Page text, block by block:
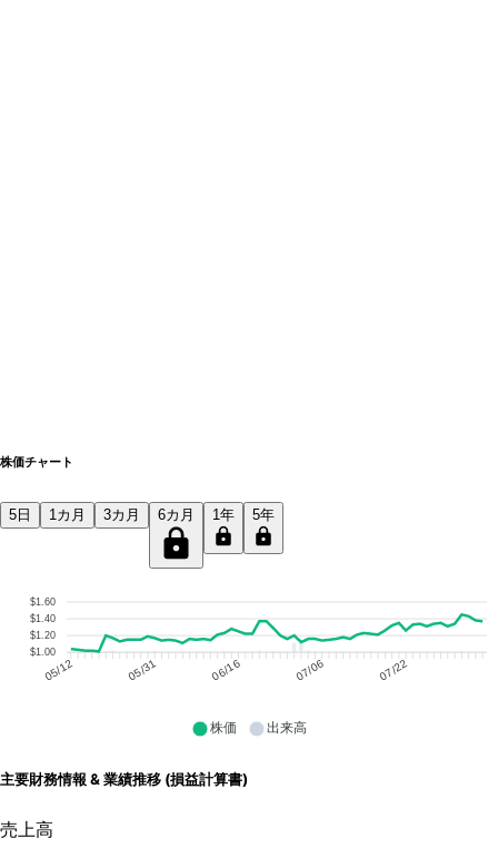
株価チャート
5日 1カ月 3カ月 6カ月 1年 5年
$1.60
$1.40
$1.20
$1.00
05/12 05/31 06/16 07/06 07/22
株価 出来高
主要財務情報 & 業績推移 (損益計算書)
売上高